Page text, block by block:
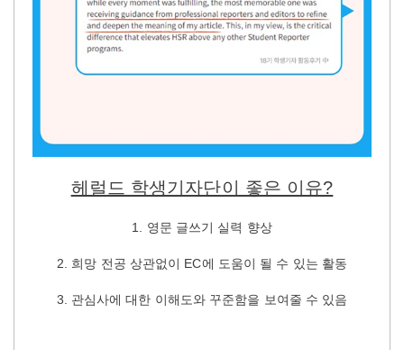
헤럴드 학생기자단이 좋은 이유?
1. 영문 글쓰기 실력 향상
2. 희망 전공 상관없이 EC에 도움이 될 수 있는 활동
3. 관심사에 대한 이해도와 꾸준함을 보여줄 수 있음